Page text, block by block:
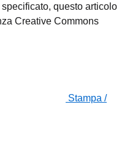
questo articolo
Creative Commons
Stampa /